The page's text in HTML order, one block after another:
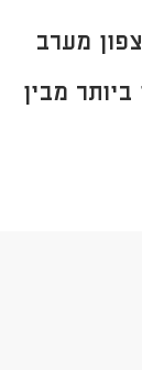
חדש בצפון מערב
ביותר מבין